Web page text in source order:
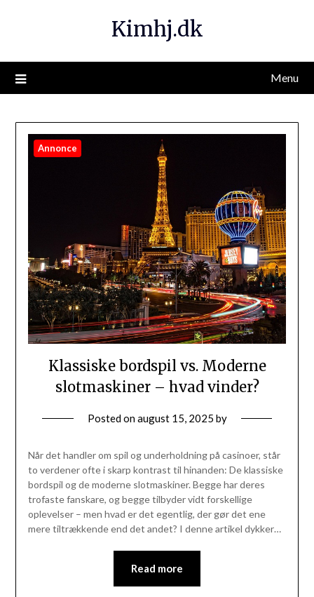
Kimhj.dk
Menu
Annonce
Klassiske bordspil vs. Moderne
slotmaskiner – hvad vinder?
Posted onaugust 15, 2025 by
Når det handler om spil og underholdning på casinoer, står
to verdener ofte i skarp kontrast til hinanden: De klassiske
bordspil og de moderne slotmaskiner. Begge har deres
trofaste fanskare, og begge tilbyder vidt forskellige
oplevelser – men hvad er det egentlig, der gør det ene
mere tiltrækkende end det andet? I denne artikel dykker…
Read more